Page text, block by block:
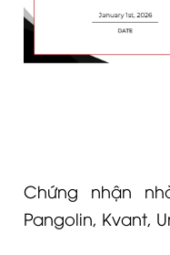
Chứng nhận
Pangolin, Kvant,